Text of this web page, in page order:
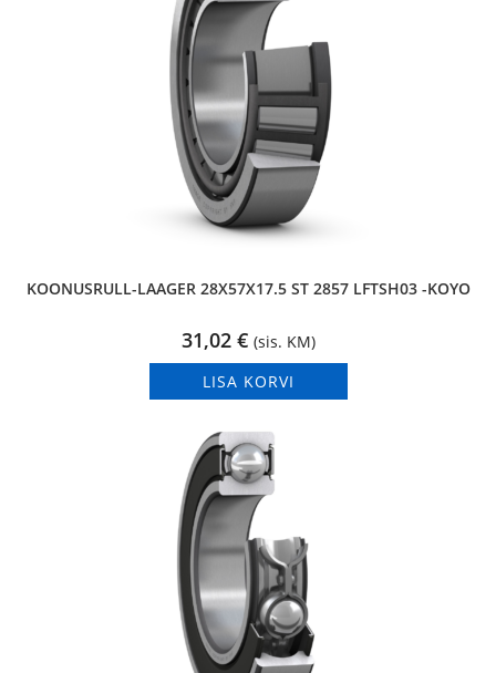
KOONUSRULL-LAAGER 28X57X17.5 ST 2857 LFTSH03 -KOYO
31,02 € (sis. KM)
LISA KORVI